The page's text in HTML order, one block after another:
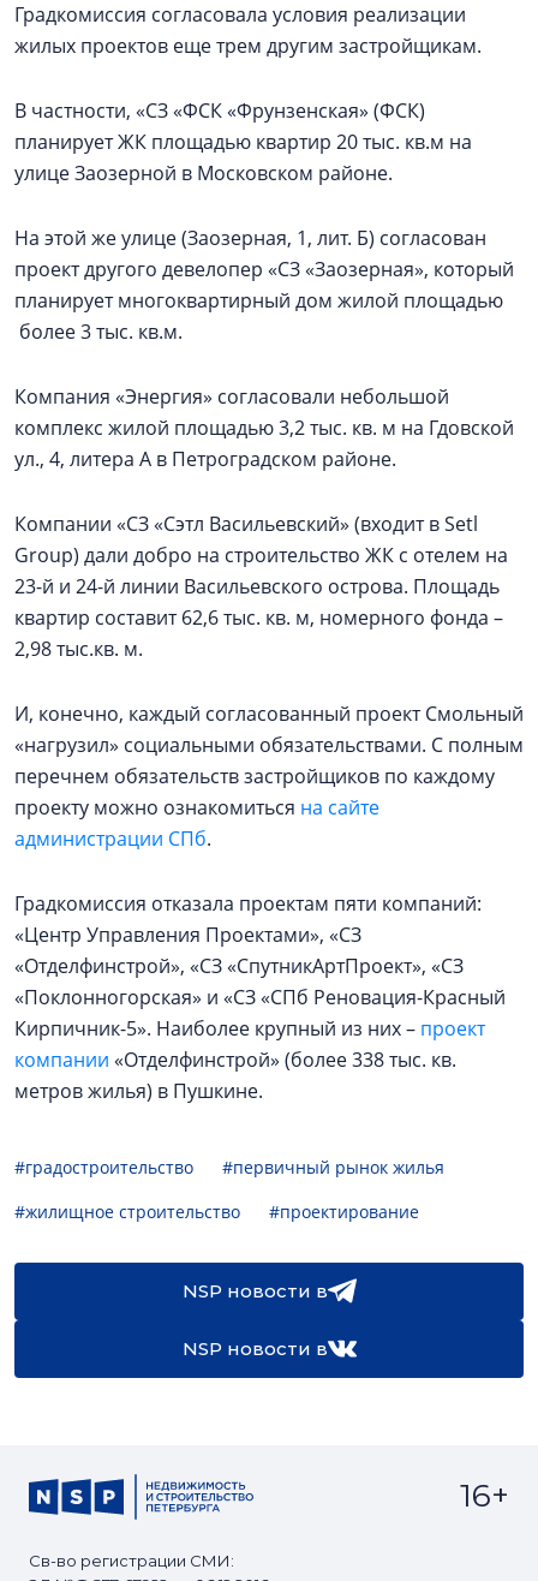
Градкомиссия согласовала условия реализации
жилых проектов еще трем другим застройщикам.
В частности, «СЗ «ФСК «Фрунзенская» (ФСК)
планирует ЖК площадью квартир 20 тыс. кв.м на
улице Заозерной в Московском районе.
На этой же улице (Заозерная, 1, лит. Б) согласован
проект другого девелопер «СЗ «Заозерная», который
планирует многоквартирный дом жилой площадью
более 3 тыс. кв.м.
Компания «Энергия» согласовали небольшой
комплекс жилой площадью 3,2 тыс. кв. м на Гдовской
ул., 4, литера А в Петроградском районе.
Компании «СЗ «Сэтл Васильевский» (входит в Setl
Group) дали добро на строительство ЖК с отелем на
23-й и 24-й линии Васильевского острова. Площадь
квартир составит 62,6 тыс. кв. м, номерного фонда –
2,98 тыс.кв. м.
И, конечно, каждый согласованный проект Смольный
«нагрузил» социальными обязательствами. С полным
перечнем обязательств застройщиков по каждому
проекту можно ознакомиться на сайте
администрации СПб.
Градкомиссия отказала проектам пяти компаний:
«Центр Управления Проектами», «СЗ
«Отделфинстрой», «СЗ «СпутникАртПроект», «СЗ
«Поклонногорская» и «СЗ «СПб Реновация-Красный
Кирпичник-5». Наиболее крупный из них – проект
компании «Отделфинстрой» (более 338 тыс. кв.
метров жилья) в Пушкине.
#градостроительство
#первичный рынок жилья
#жилищное строительство
#проектирование
NSP новости в
NSP новости в
Св-во регистрации СМИ:
16+